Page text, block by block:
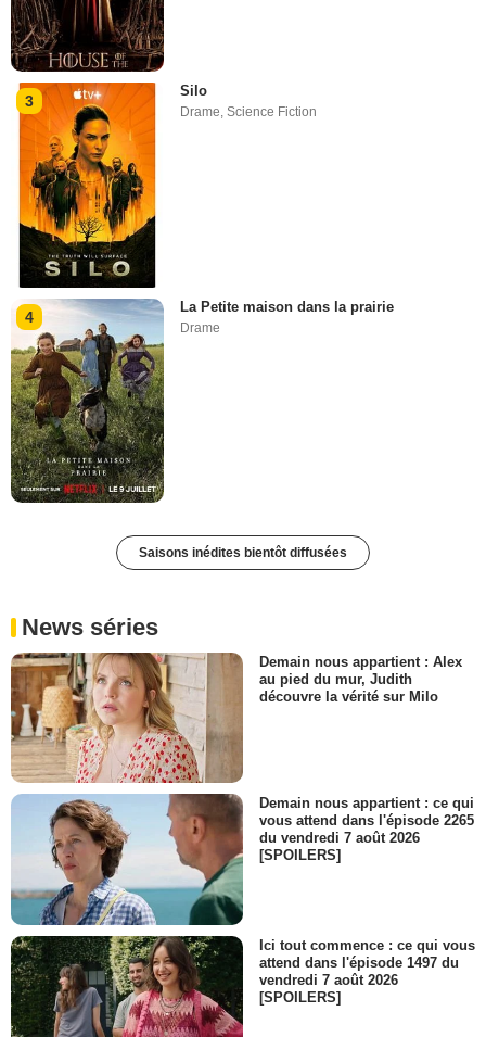
3
Silo
Drame,Science Fiction
4
La Petite maison dans la prairie
Drame
Saisons inédites bientôt diffusées
News séries
Demain nous appartient : Alex
au pied du mur, Judith
découvre la vérité sur Milo
Demain nous appartient : ce qui
vous attend dans l'épisode 2265
du vendredi 7 août 2026
[SPOILERS]
Ici tout commence : ce qui vous
attend dans l'épisode 1497 du
vendredi 7 août 2026
[SPOILERS]